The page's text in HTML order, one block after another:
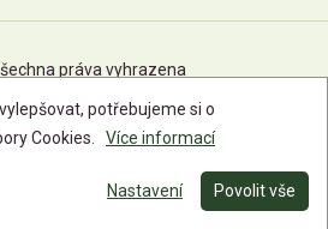
práva vyhrazena
potřebujeme si o
Cookies.
Více informací
Nastavení Povolit vše